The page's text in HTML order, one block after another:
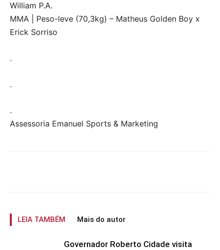
William P.A.
MMA | Peso-leve (70,3kg) – Matheus Golden Boy x
Erick Sorriso
.
.
.
Assessoria Emanuel Sports & Marketing
LEIA TAMBÉM Mais do autor
Governador Roberto Cidade visita